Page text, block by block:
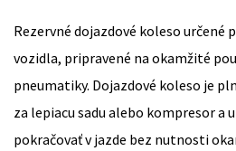
Rezervné dojazdové koleso určené
vozidla, pripravené na okamžité
pneumatiky. Dojazdové koleso je
za lepiacu sadu alebo kompresor a
pokračovať v jazde bez nutnosti